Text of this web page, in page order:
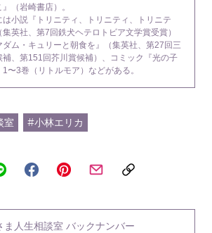
』（岩崎書店）。
は小説『トリニティ、トリニティ、トリニテ
集英社、第7回鉄犬ヘテロトビア文学賞受賞）
ダム・キュリーと朝食を』（集英社、第27回三
補、第151回芥川賞候補）、コミック『光の子
1〜3巻（リトルモア）などがある。
室 #小林エリカ
ま人生相談室 バックナンバー